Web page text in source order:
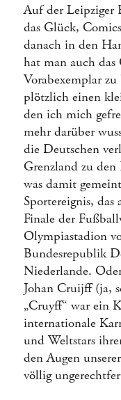
Auf der Leipziger
das Glück,
danach in den
hat man auch
Vorabexemplar
plötzlich einen
den ich mich
mehr darüber
die Deutschen
Grenzland zu
was damit
Sportereignis,
Finale der
Olympiastadion
Bundesrepublik
Niederlande.
Johan Cruijff (ja,
„Cruyff“ war ein
internationale
und Weltstars
den Augen
völlig